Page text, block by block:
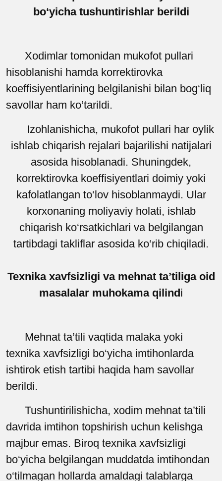
bo‘yicha tushuntirishlar berildi
Xodimlar tomonidan mukofot pullari
hisoblanishi hamda korrektirovka
koeffisiyentlarining belgilanishi bilan bog‘liq
savollar ham ko‘tarildi.
Izohlanishicha, mukofot pullari har oylik
ishlab chiqarish rejalari bajarilishi natijalari
asosida hisoblanadi. Shuningdek,
korrektirovka koeffisiyentlari doimiy yoki
kafolatlangan to‘lov hisoblanmaydi. Ular
korxonaning moliyaviy holati, ishlab
chiqarish ko‘rsatkichlari va belgilangan
tartibdagi takliflar asosida ko‘rib chiqiladi.
Texnika xavfsizligi va mehnat ta’tiliga oid
masalalar muhokama qilind i
Mehnat ta’tili vaqtida malaka yoki
texnika xavfsizligi bo‘yicha imtihonlarda
ishtirok etish tartibi haqida ham savollar
berildi.
Tushuntirilishicha, xodim mehnat ta’tili
davrida imtihon topshirish uchun kelishga
majbur emas. Biroq texnika xavfsizligi
bo‘yicha belgilangan muddatda imtihondan
o‘tilmagan hollarda amaldagi talablarga